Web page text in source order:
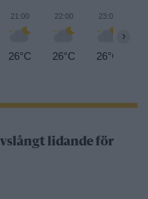
21:00
26°C
22:00
26°C
23:00
26°C
›
lidande för